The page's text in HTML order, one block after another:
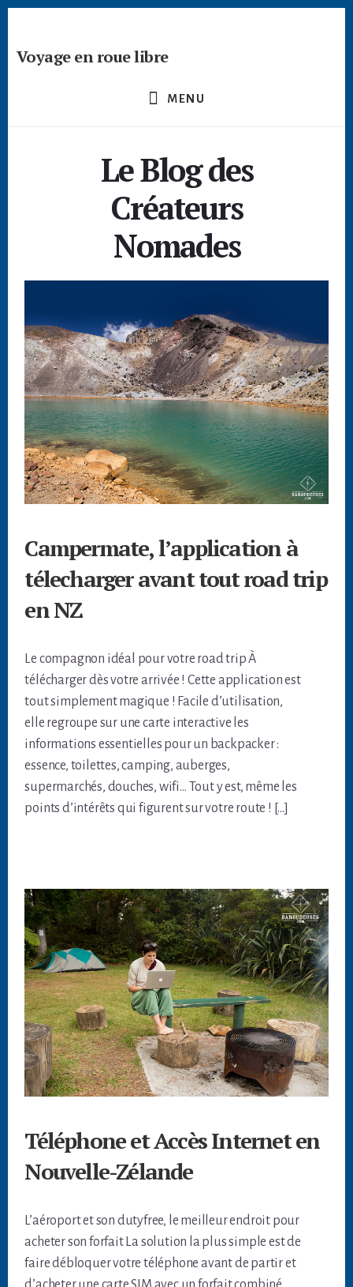
content
footer
Voyage en roue libre
MENU
Le Blog des
Créateurs
Nomades
Campermate, l’application à
télecharger avant tout road trip
en NZ
Le compagnon idéal pour votre road trip À
télécharger dès votre arrivée ! Cette application est
tout simplement magique ! Facile d’utilisation,
elle regroupe sur une carte interactive les
informations essentielles pour un backpacker :
essence, toilettes, camping, auberges,
supermarchés, douches, wifi… Tout y est, même les
points d’intérêts qui figurent sur votre route ! […]
Téléphone et Accès Internet en
Nouvelle-Zélande
L’aéroport et son dutyfree, le meilleur endroit pour
acheter son forfait La solution la plus simple est de
faire débloquer votre téléphone avant de partir et